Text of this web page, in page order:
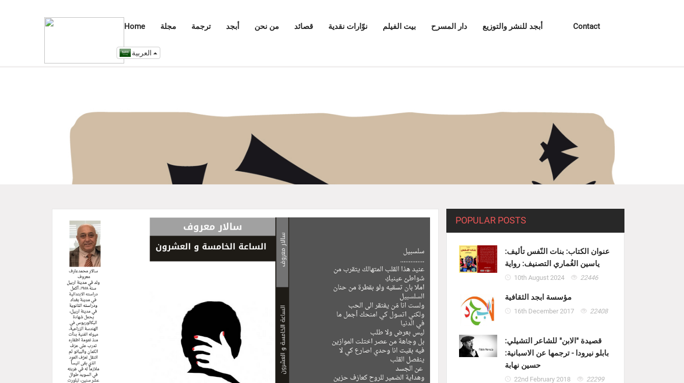
Home مجلة ترجمة أبجد من نحن قصائد نوّارات نقدية بيت الفيلم دار المسرح أبجد للنشر والتوزيع Contact
POPULAR POSTS
عنوان الكتاب: بنات النّفس تأليف:
ياسين الغُماري التصنيف: رواية
10th August 2024 22446
مؤسسة ابجد الثقافية
16th December 2017 22408
قصيدة "الابن" للشاعر التشيلي:
بابلو نيرودا - ترجمها عن الاسبانية:
حسين نهابة
22nd February 2018 22299